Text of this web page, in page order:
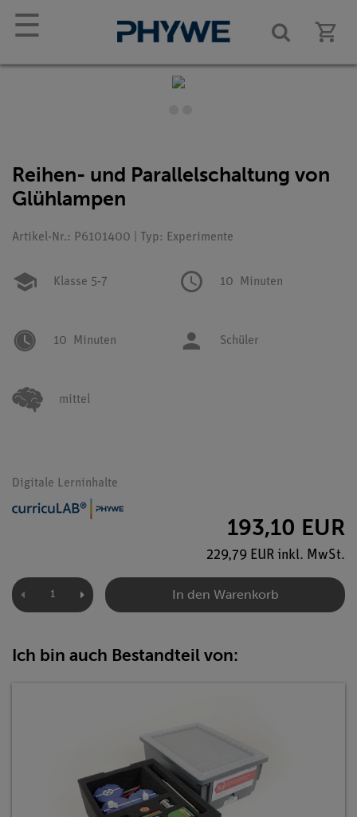
☰
Reihen- und Parallelschaltung von
Glühlampen
Artikel-Nr.: P6101400 | Typ: Experimente
Klasse 5-7 10 Minuten
10 Minuten Schüler
mittel
Digitale Lerninhalte
193,10 EUR
229,79 EUR inkl. MwSt.
In den Warenkorb
Ich bin auch Bestandteil von: